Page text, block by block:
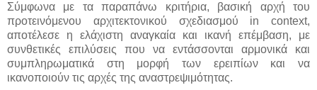
Σύμφωνα με τα παραπάνω κριτήρια, βασική αρχή του
προτεινόμενου αρχιτεκτονικού σχεδιασμού in context,
αποτέλεσε η ελάχιστη αναγκαία και ικανή επέμβαση, με
συνθετικές επιλύσεις που να εντάσσονται αρμονικά και
συμπληρωματικά στη μορφή των ερειπίων και να
ικανοποιούν τις αρχές της αναστρεψιμότητας.